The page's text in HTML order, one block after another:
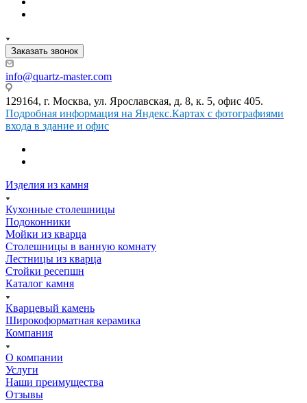
Заказать звонок
info@quartz-master.com
129164, г. Москва, ул. Ярославская, д. 8, к. 5, офис 405.
Подробная информация на Яндекс.Картах с фотографиями
входа в здание и офис
Изделия из камня
Кухонные столешницы
Подоконники
Мойки из кварца
Столешницы в ванную комнату
Лестницы из кварца
Стойки ресепшн
Каталог камня
Кварцевый камень
Широкоформатная керамика
Компания
О компании
Услуги
Наши преимущества
Отзывы